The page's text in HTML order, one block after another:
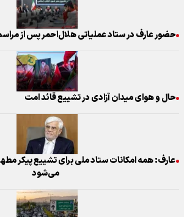
حضور عارف در ستاد عملیاتی هلال‌احمر پس از
حال و هوای میدان آزادی در تشییع قائد امت
عارف: همه امکانات ستاد ملی برای تشییع پیکر
می‌شود